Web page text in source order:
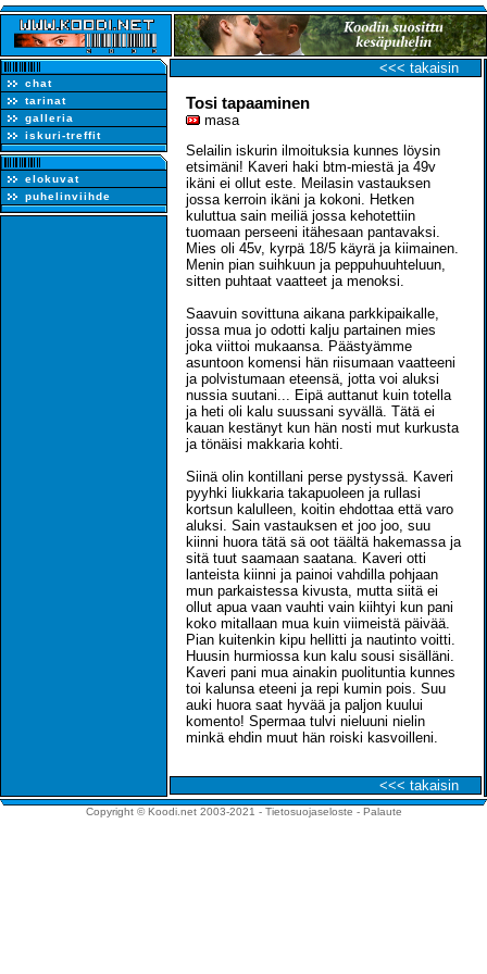
chat
tarinat
galleria
iskuri-treffit
elokuvat
puhelinviihde
<<< takaisin
Tosi tapaaminen
masa
Selailin iskurin ilmoituksia kunnes löysin
etsimäni! Kaveri haki btm-miestä ja 49v
ikäni ei ollut este. Meilasin vastauksen
jossa kerroin ikäni ja kokoni. Hetken
kuluttua sain meiliä jossa kehotettiin
tuomaan perseeni itähesaan pantavaksi.
Mies oli 45v, kyrpä 18/5 käyrä ja kiimainen.
Menin pian suihkuun ja peppuhuuhteluun,
sitten puhtaat vaatteet ja menoksi.
Saavuin sovittuna aikana parkkipaikalle,
jossa mua jo odotti kalju partainen mies
joka viittoi mukaansa. Päästyämme
asuntoon komensi hän riisumaan vaatteeni
ja polvistumaan eteensä, jotta voi aluksi
nussia suutani... Eipä auttanut kuin totella
ja heti oli kalu suussani syvällä. Tätä ei
kauan kestänyt kun hän nosti mut kurkusta
ja tönäisi makkaria kohti.
Siinä olin kontillani perse pystyssä. Kaveri
pyyhki liukkaria takapuoleen ja rullasi
kortsun kalulleen, koitin ehdottaa että varo
aluksi. Sain vastauksen et joo joo, suu
kiinni huora tätä sä oot täältä hakemassa ja
sitä tuut saamaan saatana. Kaveri otti
lanteista kiinni ja painoi vahdilla pohjaan
mun parkaistessa kivusta, mutta siitä ei
ollut apua vaan vauhti vain kiihtyi kun pani
koko mitallaan mua kuin viimeistä päivää.
Pian kuitenkin kipu hellitti ja nautinto voitti.
Huusin hurmiossa kun kalu sousi sisälläni.
Kaveri pani mua ainakin puolituntia kunnes
toi kalunsa eteeni ja repi kumin pois. Suu
auki huora saat hyvää ja paljon kuului
komento! Spermaa tulvi nieluuni nielin
minkä ehdin muut hän roiski kasvoilleni.
<<< takaisin
Copyright © Koodi.net 2003-2021 - Tietosuojaseloste - Palaute